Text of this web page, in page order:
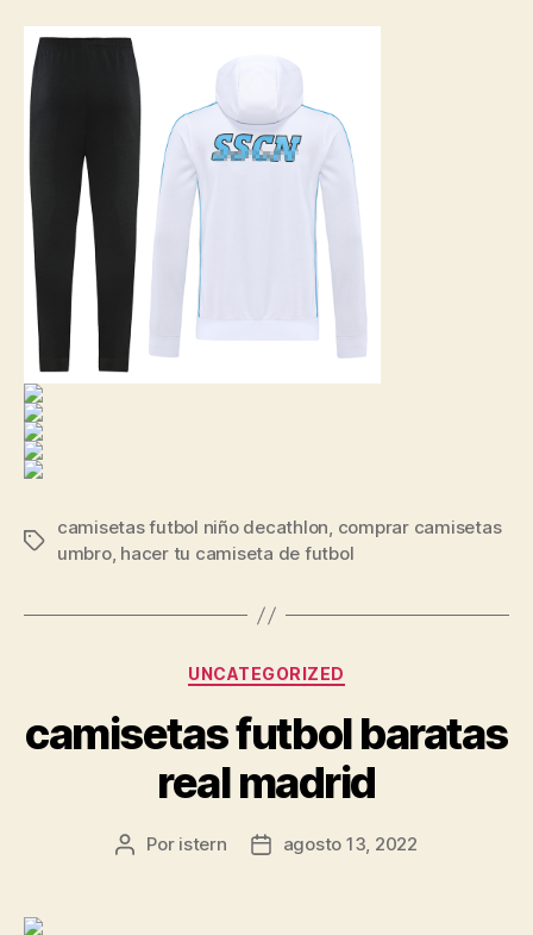
Etiquetas
camisetas futbol niño decathlon, comprar camisetas
umbro, hacer tu camiseta de futbol
Categorías
UNCATEGORIZED
camisetas futbol baratas
real madrid
Autor
Por istern
Fechaagosto 13, 2022